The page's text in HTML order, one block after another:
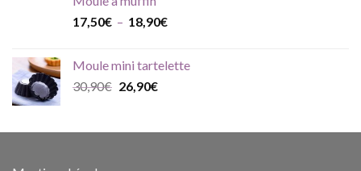
était :
79,90€.69,90€.
17,50€ – 18,90€Plage
17,50€
Moule mini tartelette
30,90€ Le
était :
26,90€Le
est :